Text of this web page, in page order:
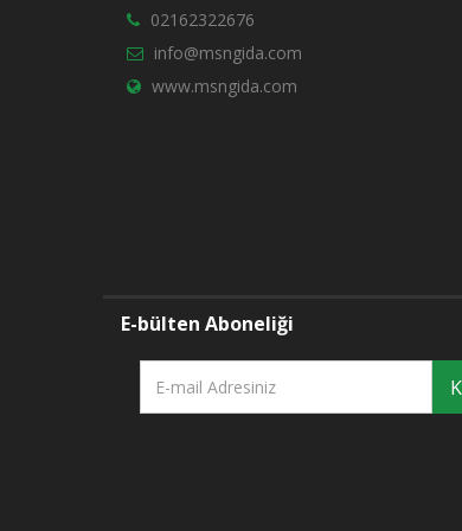
02162322676
info@msngida.com
www.msngida.com
E-bülten Aboneliği